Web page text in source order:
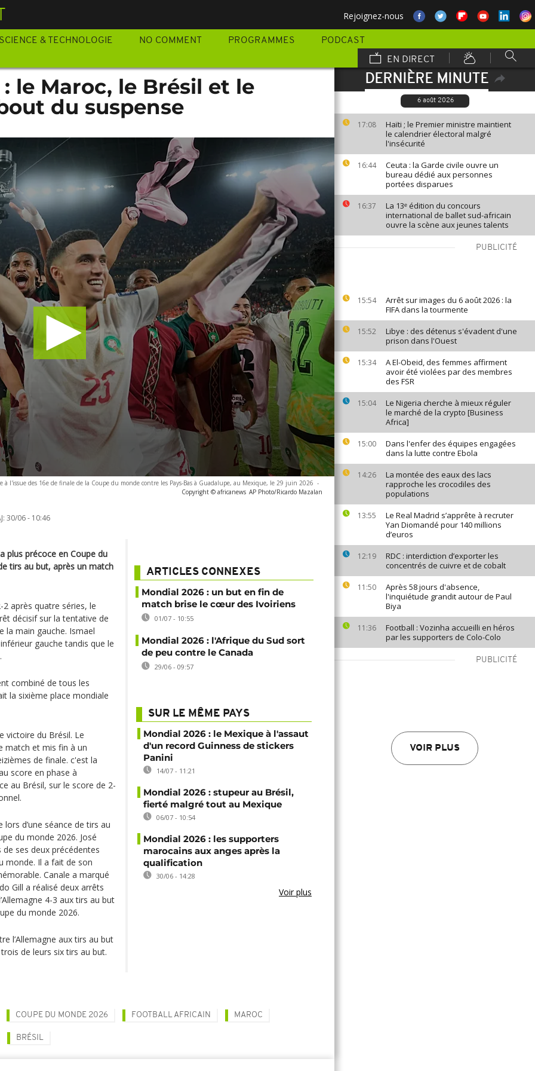
Rejoignez-nous
SCIENCE & TECHNOLOGIE NO COMMENT PROGRAMMES
PODCAST
EN DIRECT
DERNIÈRE MINUTE
6 août 2026
17:08
Haïti ; le Premier ministre maintient
le calendrier électoral malgré
l'insécurité
16:44
Ceuta : la Garde civile ouvre un
bureau dédié aux personnes
portées disparues
16:37
La 13ᵉ édition du concours
international de ballet sud-africain
ouvre la scène aux jeunes talents
PUBLICITÉ
15:54
Arrêt sur images du 6 août 2026 : la
FIFA dans la tourmente
15:52
Libye : des détenus s'évadent d'une
prison dans l'Ouest
15:34
A El-Obeid, des femmes affirment
avoir été violées par des membres
des FSR
15:04
Le Nigeria cherche à mieux réguler
le marché de la crypto [Business
Africa]
15:00
Dans l'enfer des équipes engagées
dans la lutte contre Ebola
14:26
La montée des eaux des lacs
rapproche les crocodiles des
populations
13:55
Le Real Madrid s’apprête à recruter
Yan Diomandé pour 140 millions
d’euros
12:19
RDC : interdiction d’exporter les
concentrés de cuivre et de cobalt
11:50
Après 58 jours d'absence,
l'inquiétude grandit autour de Paul
Biya
11:36
Football : Vozinha accueilli en héros
par les supporters de Colo-Colo
PUBLICITÉ
VOIR PLUS
le Maroc, le Brésil et le
du suspense
à l'issue des 16e de finale de la Coupe du monde contre les Pays-Bas à Guadalupe, au Mexique, le 29 juin 2026 -
Copyright © africanews AP Photo/Ricardo Mazalan
30/06 - 10:46
plus précoce en Coupe du
tirs au but, après un match
après quatre séries, le
décisif sur la tentative de
la main gauche. Ismael
gauche tandis que le
combiné de tous les
la sixième place mondiale
victoire du Brésil. Le
match et mis fin à un
de finale. c'est la
score en phase à
au Brésil, sur le score de 2-
lors d’une séance de tirs au
du monde 2026. José
ses deux précédentes
monde. Il a fait de son
Canale a marqué
Gill a réalisé deux arrêts
4-3 aux tirs au but
du monde 2026.
l’Allemagne aux tirs au but
de leurs six tirs au but.
ARTICLES CONNEXES
Mondial 2026 : un but en fin de
match brise le cœur des Ivoiriens
01/07 - 10:55
Mondial 2026 : l'Afrique du Sud sort
de peu contre le Canada
29/06 - 09:57
SUR LE MÊME PAYS
Mondial 2026 : le Mexique à l'assaut
d'un record Guinness de stickers
Panini
14/07 - 11:21
Mondial 2026 : stupeur au Brésil,
fierté malgré tout au Mexique
06/07 - 10:54
Mondial 2026 : les supporters
marocains aux anges après la
qualification
30/06 - 14:28
Voir plus
COUPE DU MONDE 2026 FOOTBALL AFRICAIN MAROC
BRÉSIL